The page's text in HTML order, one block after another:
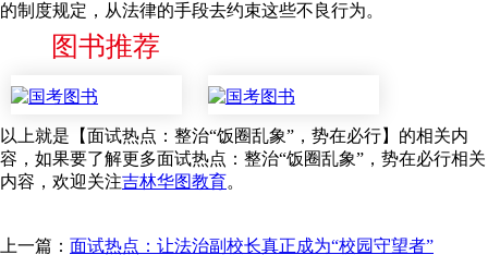
的制度规定，从法律的手段去约束这些不良行为。
图书推荐
以上就是【面试热点：整治“饭圈乱象”，势在必行】的相关内
容，如果要了解更多面试热点：整治“饭圈乱象”，势在必行相关
内容，欢迎关注吉林华图教育。
上一篇： 面试热点：让法治副校长真正成为“校园守望者”